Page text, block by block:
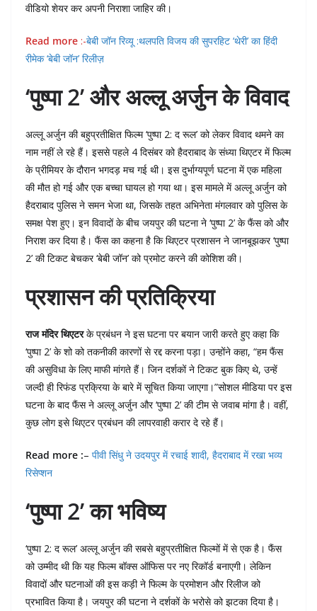
वीडियो शेयर कर अपनी निराशा जाहिर की।
Read more :-बेबी जॉन रिव्यू :थलपति विजय की सुपरहिट ‘थेरी’ का हिंदी
रीमेक ‘बेबी जॉन’ रिलीज़
‘पुष्पा 2’ और अल्लू अर्जुन के विवाद
अल्लू अर्जुन की बहुप्रतीक्षित फिल्म ‘पुष्पा 2: द रूल’ को लेकर विवाद थमने का
नाम नहीं ले रहे हैं। इससे पहले 4 दिसंबर को हैदराबाद के संध्या थिएटर में फिल्म
के प्रीमियर के दौरान भगदड़ मच गई थी। इस दुर्भाग्यपूर्ण घटना में एक महिला
की मौत हो गई और एक बच्चा घायल हो गया था। इस मामले में अल्लू अर्जुन को
हैदराबाद पुलिस ने समन भेजा था, जिसके तहत अभिनेता मंगलवार को पुलिस के
समक्ष पेश हुए। इन विवादों के बीच जयपुर की घटना ने ‘पुष्पा 2’ के फैंस को और
निराश कर दिया है। फैंस का कहना है कि थिएटर प्रशासन ने जानबूझकर ‘पुष्पा
2’ की टिकट बेचकर ‘बेबी जॉन’ को प्रमोट करने की कोशिश की।
प्रशासन की प्रतिक्रिया
राज मंदिर थिएटरके प्रबंधन ने इस घटना पर बयान जारी करते हुए कहा कि
‘पुष्पा 2’ के शो को तकनीकी कारणों से रद्द करना पड़ा। उन्होंने कहा, “हम फैंस
की असुविधा के लिए माफी मांगते हैं। जिन दर्शकों ने टिकट बुक किए थे, उन्हें
जल्दी ही रिफंड प्रक्रिया के बारे में सूचित किया जाएगा।”सोशल मीडिया पर इस
घटना के बाद फैंस ने अल्लू अर्जुन और ‘पुष्पा 2’ की टीम से जवाब मांगा है। वहीं,
कुछ लोग इसे थिएटर प्रबंधन की लापरवाही करार दे रहे हैं।
Read more :– पीवी सिंधु ने उदयपुर में रचाई शादी, हैदराबाद में रखा भव्य
रिसेप्शन
‘पुष्पा 2’ का भविष्य
‘पुष्पा 2: द रूल’ अल्लू अर्जुन की सबसे बहुप्रतीक्षित फिल्मों में से एक है। फैंस
को उम्मीद थी कि यह फिल्म बॉक्स ऑफिस पर नए रिकॉर्ड बनाएगी। लेकिन
विवादों और घटनाओं की इस कड़ी ने फिल्म के प्रमोशन और रिलीज को
प्रभावित किया है। जयपुर की घटना ने दर्शकों के भरोसे को झटका दिया है।